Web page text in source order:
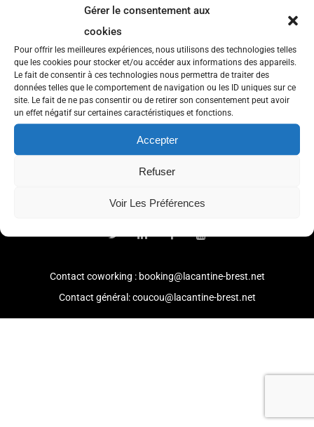
Gérer le consentement aux
cookies
Pour offrir les meilleures expériences, nous utilisons des technologies telles
que les cookies pour stocker et/ou accéder aux informations des appareils.
Le fait de consentir à ces technologies nous permettra de traiter des
données telles que le comportement de navigation ou les ID uniques sur ce
site. Le fait de ne pas consentir ou de retirer son consentement peut avoir
un effet négatif sur certaines caractéristiques et fonctions.
Accepter
Refuser
Voir Les Préférences
Mention légales-Politique de confidentialité
Contact coworking : booking@lacantine-brest.net
Contact général: coucou@lacantine-brest.net